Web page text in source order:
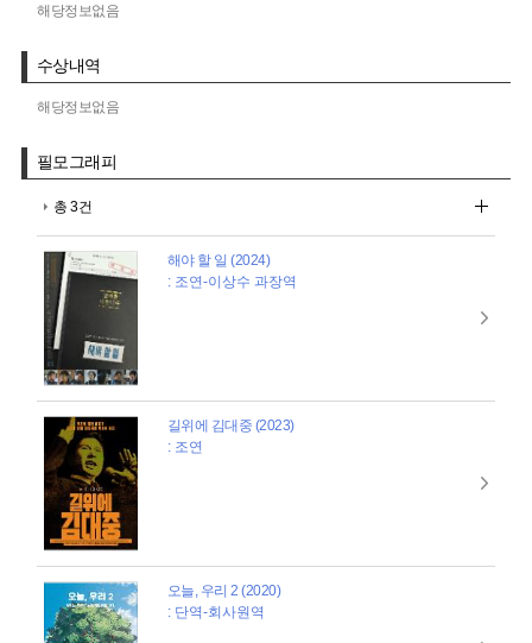
해당정보없음
수상내역
해당정보없음
필모그래피
총 3건
해야 할 일 (2024)
: 조연-이상수 과장역
길위에 김대중 (2023)
: 조연
오늘, 우리 2 (2020)
: 단역-회사원역